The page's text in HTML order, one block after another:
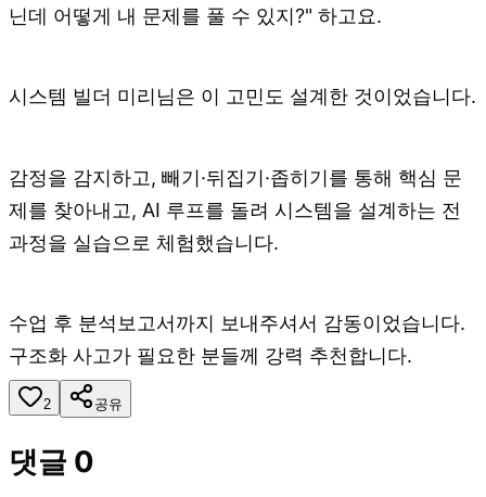
닌데 어떻게 내 문제를 풀 수 있지?" 하고요.
시스템 빌더 미리님은 이 고민도 설계한 것이었습니다.
감정을 감지하고, 빼기·뒤집기·좁히기를 통해 핵심 문
제를 찾아내고, AI 루프를 돌려 시스템을 설계하는 전
과정을 실습으로 체험했습니다.
수업 후 분석보고서까지 보내주셔서 감동이었습니다.
구조화 사고가 필요한 분들께 강력 추천합니다.
2 공유
댓글 0